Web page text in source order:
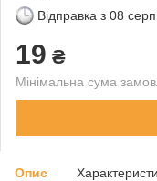
Відправка з 08
19 ₴
Мінімальна сума
Опис